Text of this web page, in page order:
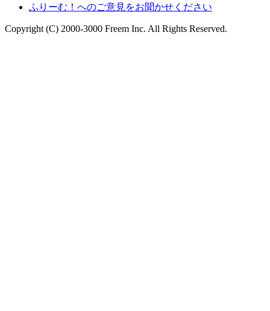
ふりーむ！へのご意見をお聞かせください
Copyright (C) 2000-3000 Freem Inc. All Rights Reserved.